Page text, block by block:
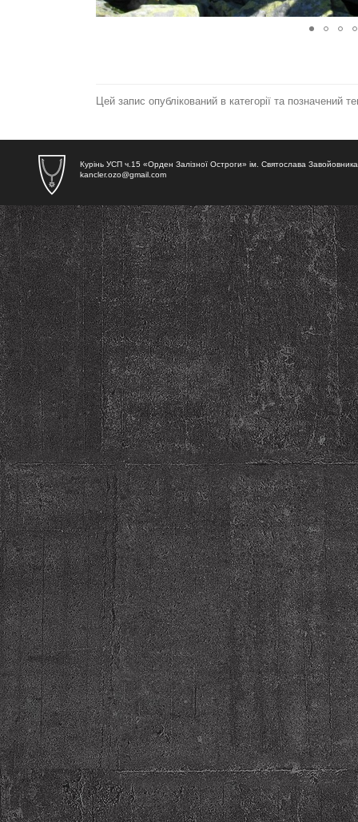
Цей запис опублікований в категорії та позначений
Курінь УСП ч.15 «Орден Залізної Остроги» ім. Святослава Завойовника
kancler.ozo@gmail.com